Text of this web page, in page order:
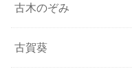
古木のぞみ
古賀葵